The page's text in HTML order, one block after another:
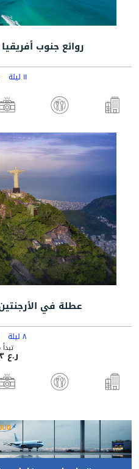
روائع جنوب
١١ ليلة
عطلة في
٨ ليلة
ر.ع ١٤٦٣